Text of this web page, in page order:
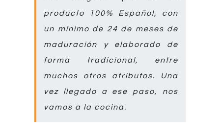
producto 100% Español, con
un mínimo de 24 de meses de
maduración y elaborado de
forma tradicional, entre
muchos otros atributos. Una
vez llegado a ese paso, nos
vamos a la cocina.